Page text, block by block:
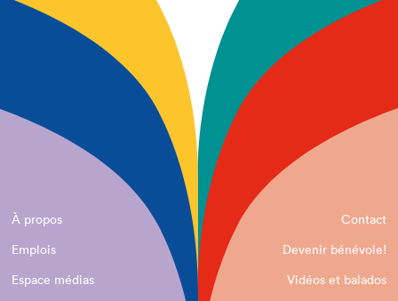
À propos
Contact
Emplois
Devenir bénévole!
Espace médias
Vidéos et balados